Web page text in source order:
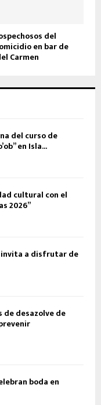
del
en bar de
Carmen
del curso de
en Isla...
cultural con el
2026”
invita a disfrutar de
de desazolve de
boda en